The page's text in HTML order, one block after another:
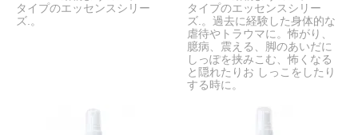
タイプのエッセンスシリー
ズ.。
タイプのエッセンスシリー
ズ.。過去に経験した身体的な
虐待やトラウマに。怖がり、
臆病、震える、脚のあいだに
しっぽを挟みこむ、怖くなる
と隠れたりお しっこをしたり
する時に。